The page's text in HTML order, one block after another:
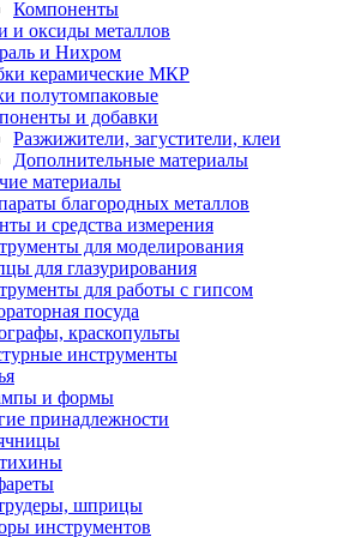
Компоненты
и оксиды металлов
и Нихром
керамические МКР
полутомпаковые
и добавки
Разжижители, загустители, клеи
Дополнительные материалы
материалы
благородных металлов
и средства измерения
для моделирования
для глазурирования
для работы с гипсом
посуда
краскопульты
инструменты
и формы
принадлежности
шприцы
инструментов